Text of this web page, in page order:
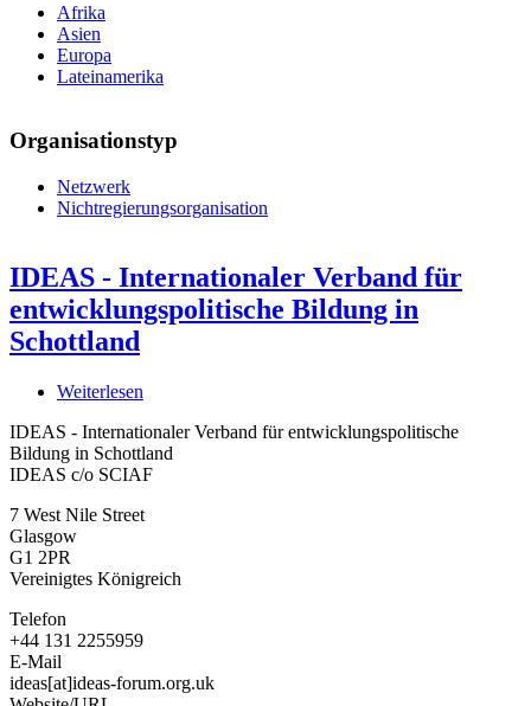
Afrika
Asien
Europa
Lateinamerika
Organisationstyp
Netzwerk
Nichtregierungsorganisation
IDEAS - Internationaler Verband für
entwicklungspolitische Bildung in
Schottland
Weiterlesen
-
Internationaler
Verband
entwicklungspolitische
Schottland
IDEAS - Internationaler Verband für entwicklungspolitische
Bildung in Schottland
IDEAS c/o SCIAF
7 West Nile Street
Glasgow
G1 2PR
Vereinigtes Königreich
Telefon
+44 131 2255959
E-Mail
ideas[at]ideas-forum.org.uk